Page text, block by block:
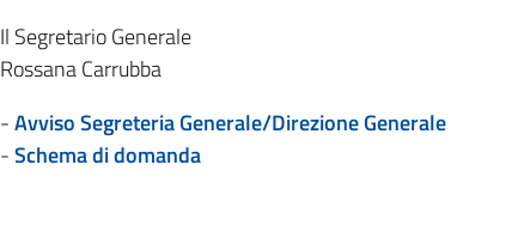
Il Segretario Generale
Rossana Carrubba
-Avviso Segreteria Generale/Direzione Generale
-Schema di domanda